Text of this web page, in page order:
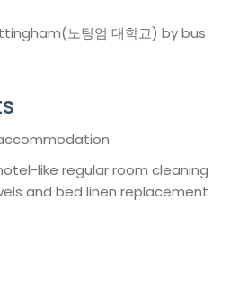
노팅엄 대학교) by bus
like regular room cleaning
and bed linen replacement